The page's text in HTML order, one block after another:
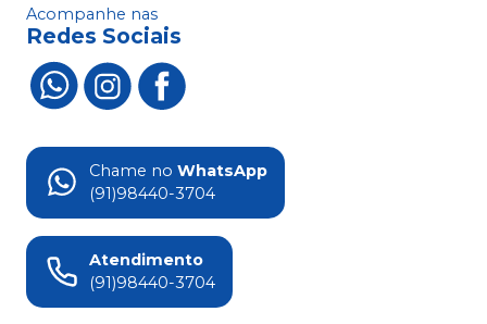
Acompanhe nas
Redes Sociais
Chame no WhatsApp
(91)98440-3704
Atendimento
(91)98440-3704